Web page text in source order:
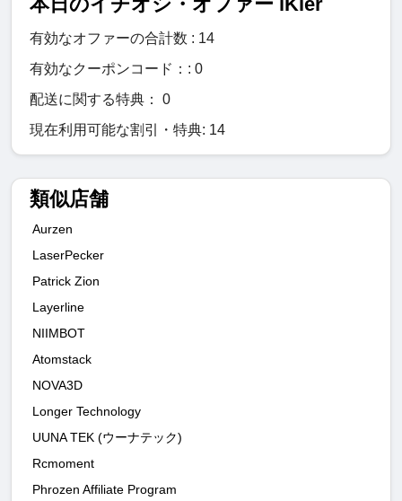
有効なオファーの合計数 : 14
有効なクーポンコード：: 0
配送に関する特典： 0
現在利用可能な割引・特典: 14
類似店舗
Aurzen
LaserPecker
Patrick Zion
Layerline
NIIMBOT
Atomstack
NOVA3D
Longer Technology
UUNA TEK (ウーナテック)
Rcmoment
Phrozen Affiliate Program